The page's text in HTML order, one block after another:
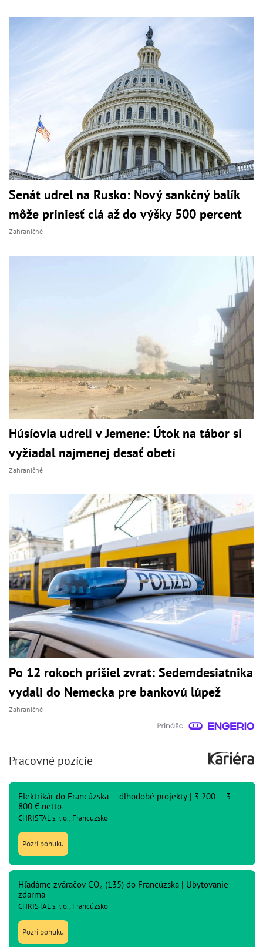
Senát udrel na Rusko: Nový sankčný balík
môže priniesť clá až do výšky 500 percent
Zahraničné
Húsíovia udreli v Jemene: Útok na tábor si
vyžiadal najmenej desať obetí
Zahraničné
Po 12 rokoch prišiel zvrat: Sedemdesiatnika
vydali do Nemecka pre bankovú lúpež
Zahraničné
Pracovné pozície
Elektrikár do Francúzska – dlhodobé projekty | 3 200 – 3
800 € netto
CHRISTAL s. r. o., Francúzsko
Pozri ponuku
Hľadáme zváračov CO₂ (135) do Francúzska | Ubytovanie
zdarma
CHRISTAL s. r. o., Francúzsko
Pozri ponuku